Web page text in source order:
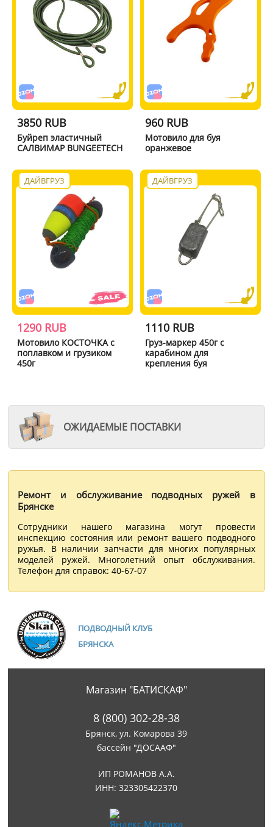
3850 RUB
Буйреп эластичный
САЛВИМАР BUNGEETECH
960 RUB
Мотовило для буя
оранжевое
ДАЙВГРУЗ
1290 RUB
Мотовило КОСТОЧКА с
поплавком и грузиком
450г
ДАЙВГРУЗ
1110 RUB
Груз-маркер 450г с
карабином для
крепления буя
ОЖИДАЕМЫЕ ПОСТАВКИ
Ремонт и обслуживание подводных ружей в
Брянске
Сотрудники нашего магазина могут провести
инспекцию состояния или ремонт вашего подводного
ружья. В наличии запчасти для многих популярных
моделей ружей. Многолетний опыт обслуживания.
Телефон для справок: 40-67-07
ПОДВОДНЫЙ КЛУБ
БРЯНСКА
Магазин "БАТИСКАФ"
8 (800) 302-28-38
Брянск, ул. Комарова 39
бассейн "ДОСААФ"
ИП РОМАНОВ А.А.
ИНН: 323305422370